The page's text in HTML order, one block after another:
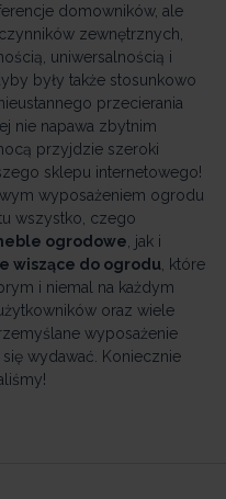
domowników, ale
zewnętrznych,
uniwersalnością i
były także stosunkowo
przecierania
nie napawa zbytnim
przyjdzie szeroki
sklepu internetowego!
wyposażeniem ogrodu
wszystko, czego
ogrodowe , jak i
wiszące do ogrodu , które
i niemal na każdym
oraz wiele
wyposażenie
wydawać. Koniecznie